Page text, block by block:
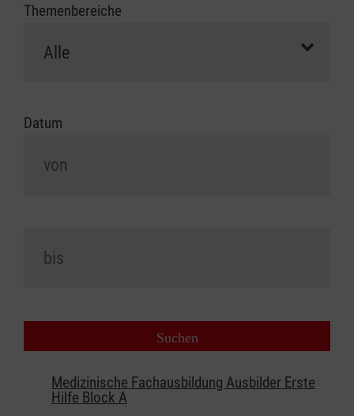
Themenbereiche
Datum
Medizinische Fachausbildung Ausbilder Erste
Hilfe Block A